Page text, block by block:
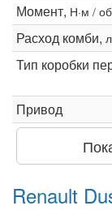
Момент, Н·м /
Расход комби,
Тип коробки
Привод
Renault